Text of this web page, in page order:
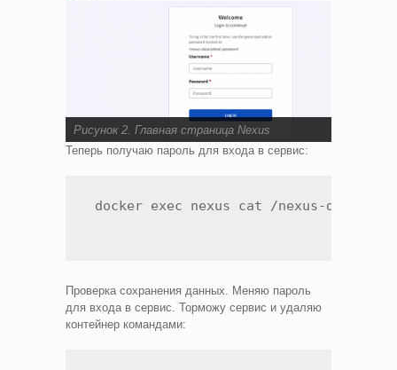
Рисунок 2. Главная страница Nexus
Теперь получаю пароль для входа в сервис:
docker exec nexus cat /nexus-data/
Проверка сохранения данных. Меняю пароль
для входа в сервис. Торможу сервис и удаляю
контейнер командами: